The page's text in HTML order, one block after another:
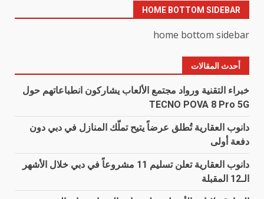
HOME BOTTOM SIDEBAR
home bottom sidebar
أحدث المقالات
خبراء التقنية ورواد مجتمع الألعاب يشاركون انطباعاتهم حول
TECNO POVA 8 Pro 5G
دانوب العقارية تُطلق عرضاً يتيح تملّك المنازل في دبي دون
دفعة أولى
دانوب العقارية تعلن تسليم 11 مشروعاً في دبي خلال الأشهر
الـ12 المقبلة